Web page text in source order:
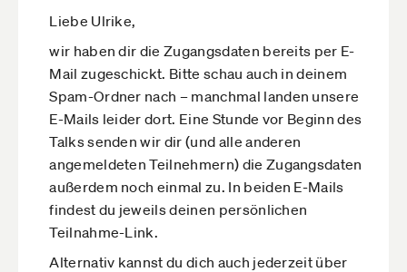
Liebe Ulrike,
wir haben dir die Zugangsdaten bereits per E-
Mail zugeschickt. Bitte schau auch in deinem
Spam-Ordner nach – manchmal landen unsere
E-Mails leider dort. Eine Stunde vor Beginn des
Talks senden wir dir (und alle anderen
angemeldeten Teilnehmern) die Zugangsdaten
außerdem noch einmal zu. In beiden E-Mails
findest du jeweils deinen persönlichen
Teilnahme-Link.
Alternativ kannst du dich auch jederzeit über